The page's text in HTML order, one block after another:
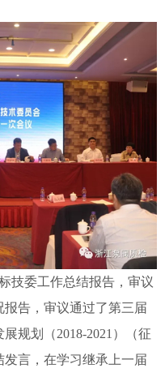
技委工作总结报告，审议
告，审议通过了第三届
规划（2018-2021）（征
言，在学习继承上一届